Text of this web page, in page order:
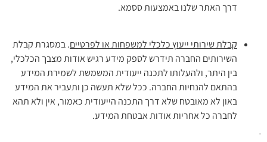
דרך האתר שלנו באמצעות ססמא.
קבלת שירותי ייעוץ כלכלי למשפחות או לפרטיים. במסגרת קבלת
השירותים החברה תידרש לספק מידע רגיש אודות מצבך הכלכלי,
בין היתר, ולהעלותו לתכנה ייעודית המשמשת לשמירת המידע
בהתאם להנחיות החברה. ככל שלא תעשה כן ותעביר את המידע
באון לא מאובטח שלא דרך התכנה הייעודית כאמור, אין ולא תהא
לחברה כל אחריות אודות אבטחת המידע.